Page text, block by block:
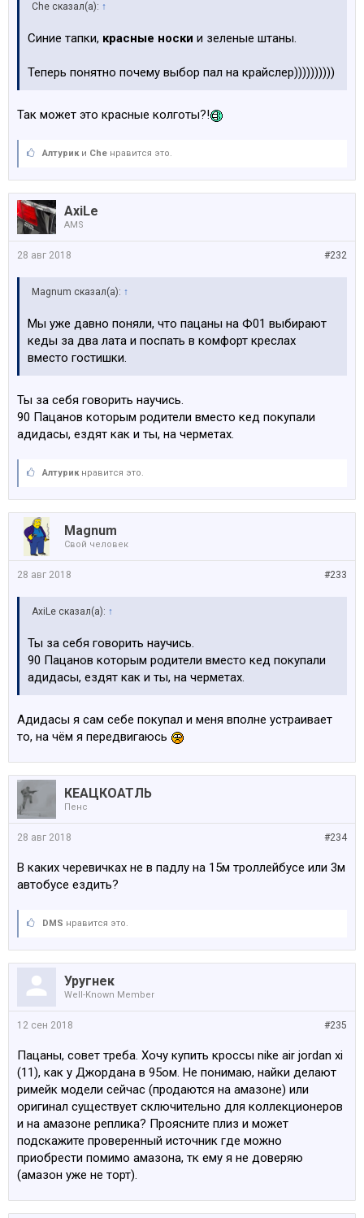
Che сказал(а): ↑
Синие тапки, красные носки и зеленые штаны.
Теперь понятно почему выбор пал на крайслер))))))))))
Так может это красные колготы?!
Алтурики Che нравится это.
AxiLe
AMS
#232
28 авг 2018
Magnum сказал(а): ↑
Мы уже давно поняли, что пацаны на Ф01 выбирают
кеды за два лата и поспать в комфорт креслах
вместо гостишки.
Ты за себя говорить научись.
90 Пацанов которым родители вместо кед покупали
адидасы, ездят как и ты, на черметах.
Алтурикнравится это.
Magnum
Свой человек
#233
28 авг 2018
AxiLe сказал(а): ↑
Ты за себя говорить научись.
90 Пацанов которым родители вместо кед покупали
адидасы, ездят как и ты, на черметах.
Адидасы я сам себе покупал и меня вполне устраивает
то, на чём я передвигаюсь
КЕАЦКОАТЛЬ
Пенс
#234
28 авг 2018
В каких черевичках не в падлу на 15м троллейбусе или 3м
автобусе ездить?
DMS нравится это.
Уругнек
Well-Known Member
#235
12 сен 2018
Пацаны, совет треба. Хочу купить кроссы nike air jordan xi
(11), как у Джордана в 95ом. Не понимаю, найки делают
римейк модели сейчас (продаются на амазоне) или
оригинал существует сключительно для коллекционеров
и на амазоне реплика? Проясните плиз и может
подскажите проверенный источник где можно
приобрести помимо амазона, тк ему я не доверяю
(амазон уже не торт).